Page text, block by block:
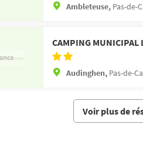
Ambleteuse, Pas-de-
CAMPING MUNICIPAL
Audinghen, Pas-de-
Voir plus de